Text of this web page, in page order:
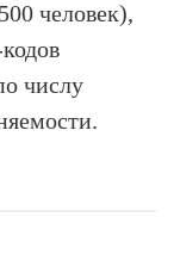
человек),
числу